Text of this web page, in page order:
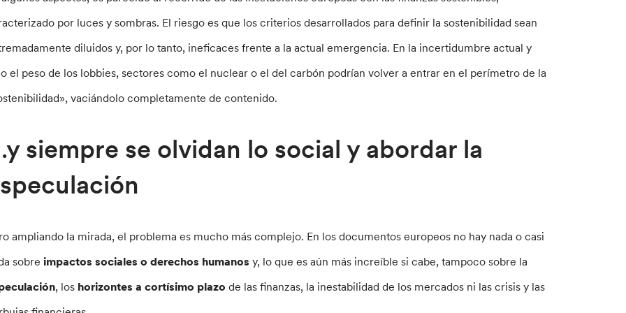
por luces y sombras. El riesgo es que los criterios desarrollados para definir la sostenibilidad sean
diluidos y, por lo tanto, ineficaces frente a la actual emergencia. En la incertidumbre actual y
el peso de los lobbies, sectores como el nuclear o el del carbón podrían volver a entrar en el perímetro de la
vaciándolo completamente de contenido.
siempre se olvidan lo social y abordar la
ampliando la mirada, el problema es mucho más complejo. En los documentos europeos no hay nada o casi
sobre impactos sociales o derechos humanos y, lo que es aún más increíble si cabe, tampoco sobre la
, los horizontes a cortísimo plazode las finanzas, la inestabilidad de los mercados ni las crisis y las